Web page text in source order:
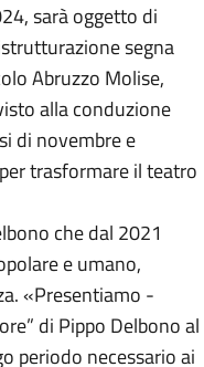
sarà oggetto di
segna
Abruzzo Molise,
alla conduzione
di novembre e
trasformare il teatro
che dal 2021
e umano,
«Presentiamo -
di Pippo Delbono al
periodo necessario ai